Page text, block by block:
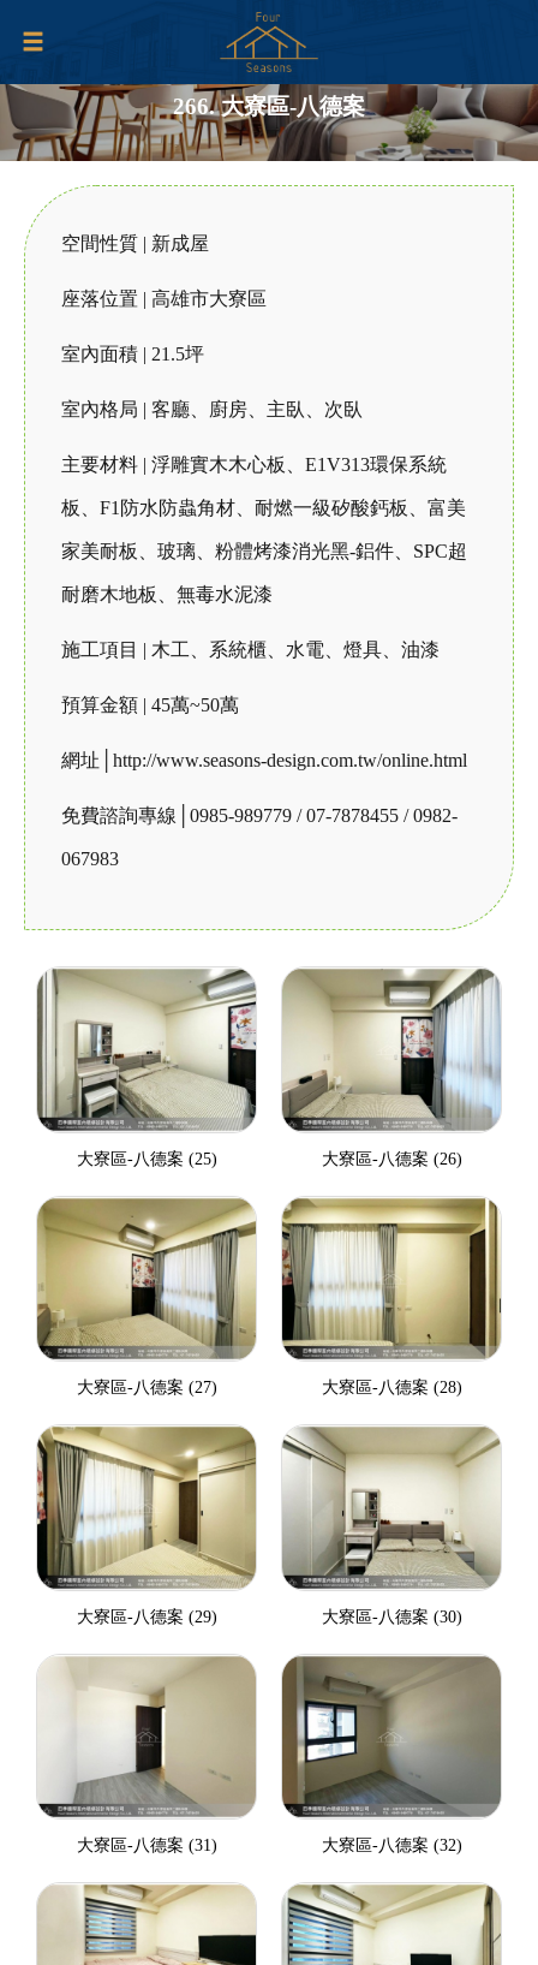
266. 大寮區-八德案
空間性質 | 新成屋
座落位置 | 高雄市大寮區
室內面積 | 21.5坪
室內格局 | 客廳、廚房、主臥、次臥
主要材料 | 浮雕實木木心板、E1V313環保系統
板、F1防水防蟲角材、耐燃一級矽酸鈣板、富美
家美耐板、玻璃、粉體烤漆消光黑-鋁件、SPC超
耐磨木地板、無毒水泥漆
施工項目 | 木工、系統櫃、水電、燈具、油漆
預算金額 | 45萬~50萬
網址│http://www.seasons-design.com.tw/online.html
免費諮詢專線│0985-989779 / 07-7878455 / 0982-
067983
大寮區-八德案 (25) 大寮區-八德案 (26)
大寮區-八德案 (27) 大寮區-八德案 (28)
大寮區-八德案 (29) 大寮區-八德案 (30)
大寮區-八德案 (31) 大寮區-八德案 (32)